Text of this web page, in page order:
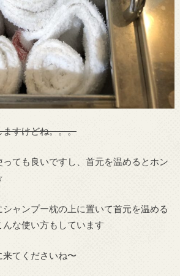
すけどね。。。
ても良いですし、首元を温めるとホン
シャンプー枕の上に置いて首元を温める
な使い方もしています
てくださいね〜